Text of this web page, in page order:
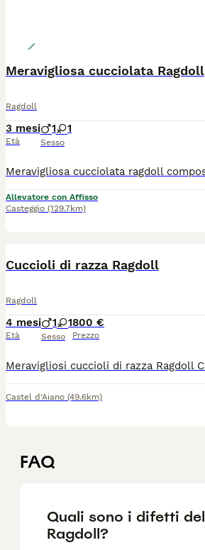
Meravigliosa cucciolata Ragdoll
Ragdoll
3 mesi
Età
1 1
Sesso
Allevatore con Affisso
Casteggio (129.7km)
Cuccioli di razza Ragdoll
Ragdoll
4 mesi
Età
1 1
Sesso
800 €
Prezzo
Castel d'Aiano (49.6km)
FAQ
Quali sono i difetti del
Ragdoll?